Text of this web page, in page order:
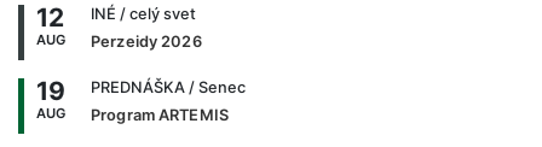
12
AUG
INÉ / celý svet
Perzeidy 2026
19
AUG
PREDNÁŠKA / Senec
Program ARTEMIS